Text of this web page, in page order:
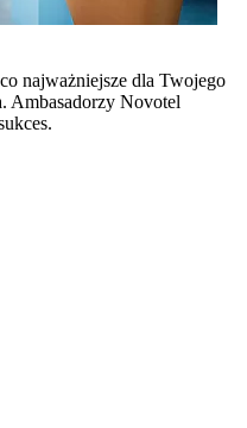
najważniejsze dla Twojego
Ambasadorzy Novotel